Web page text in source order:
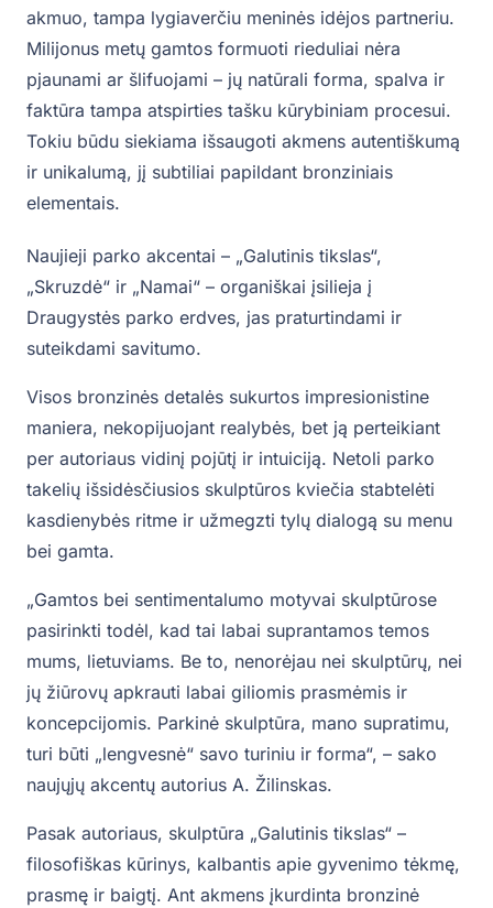
akmuo, tampa lygiaverčiu meninės idėjos partneriu.
Milijonus metų gamtos formuoti rieduliai nėra
pjaunami ar šlifuojami – jų natūrali forma, spalva ir
faktūra tampa atspirties tašku kūrybiniam procesui.
Tokiu būdu siekiama išsaugoti akmens autentiškumą
ir unikalumą, jį subtiliai papildant bronziniais
elementais.
Naujieji parko akcentai – „Galutinis tikslas“,
„Skruzdė“ ir „Namai“ – organiškai įsilieja į
Draugystės parko erdves, jas praturtindami ir
suteikdami savitumo.
Visos bronzinės detalės sukurtos impresionistine
maniera, nekopijuojant realybės, bet ją perteikiant
per autoriaus vidinį pojūtį ir intuiciją. Netoli parko
takelių išsidėsčiusios skulptūros kviečia stabtelėti
kasdienybės ritme ir užmegzti tylų dialogą su menu
bei gamta.
„Gamtos bei sentimentalumo motyvai skulptūrose
pasirinkti todėl, kad tai labai suprantamos temos
mums, lietuviams. Be to, nenorėjau nei skulptūrų, nei
jų žiūrovų apkrauti labai giliomis prasmėmis ir
koncepcijomis. Parkinė skulptūra, mano supratimu,
turi būti „lengvesnė“ savo turiniu ir forma“, – sako
naujųjų akcentų autorius A. Žilinskas.
Pasak autoriaus, skulptūra „Galutinis tikslas“ –
filosofiškas kūrinys, kalbantis apie gyvenimo tėkmę,
prasmę ir baigtį. Ant akmens įkurdinta bronzinė